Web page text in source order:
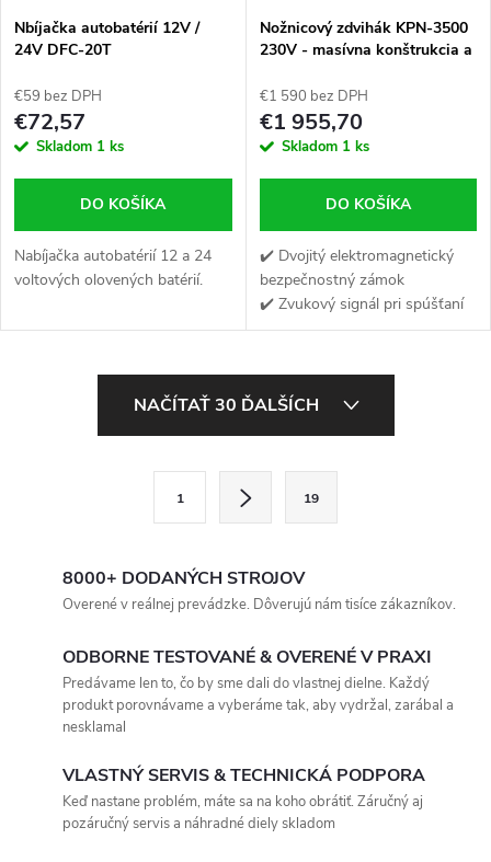
Nbíjačka autobatérií 12V /
24V DFC-20T
€59 bez DPH
€72,57
Skladom 1 ks
DO KOŠÍKA
Nabíjačka autobatérií 12 a 24
voltových olovených batérií.
Nožnicový zdvihák KPN-3500
230V - masívna konštrukcia a
cm - Elektromagnetické
západky- bez potreby
kompresora - akcia do
€1 590 bez DPH
€1 955,70
Skladom 1 ks
DO KOŠÍKA
✔️ Dvojitý elektromagnetický
bezpečnostný zámok
✔️ Zvukový signál pri spúšťaní
✔️ 8 kusov gumených blokov
NAČÍTAŤ 30 ĎALŠÍCH
1 19
8000+ DODANÝCH STROJOV
Overené v reálnej prevádzke. Dôverujú nám tisíce zákazníkov.
ODBORNE TESTOVANÉ & OVERENÉ V PRAXI
Predávame len to, čo by sme dali do vlastnej dielne. Každý
produkt porovnávame a vyberáme tak, aby vydržal, zarábal a
nesklamal
VLASTNÝ SERVIS & TECHNICKÁ PODPORA
Keď nastane problém, máte sa na koho obrátiť. Záručný aj
pozáručný servis a náhradné diely skladom